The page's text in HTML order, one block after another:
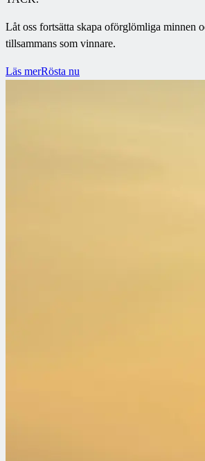
Låt oss fortsätta skapa oförglömliga minnen
tillsammans som vinnare.
Läs merRösta nu